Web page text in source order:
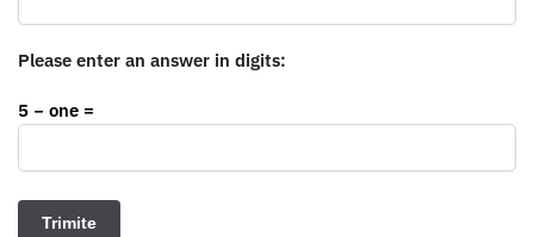
Please enter an answer in digits:
5 − one =